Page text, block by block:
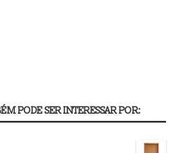
PODE SER INTERESSAR POR: